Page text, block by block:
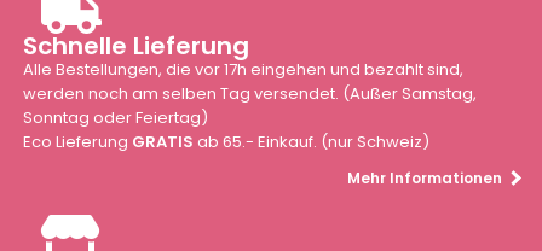
Schnelle Lieferung
Alle Bestellungen, die vor 17h eingehen und bezahlt sind,
werden noch am selben Tag versendet. (Außer Samstag,
Sonntag oder Feiertag)
Eco Lieferung GRATIS ab 65.- Einkauf. (nur Schweiz)
Mehr Informationen